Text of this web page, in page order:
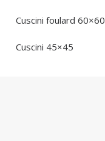
Cuscini foulard 60×60
Cuscini 45×45